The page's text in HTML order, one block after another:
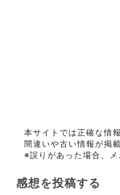
本サイトでは正確な情
間違いや古い情報が掲
※誤りがあった場合、メ
感想を投稿する